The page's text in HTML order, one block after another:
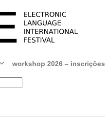
Abrir
menu
workshop 2026 – inscrições